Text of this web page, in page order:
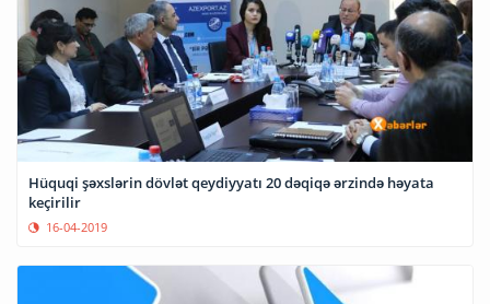
Hüquqi şəxslərin dövlət qeydiyyatı 20 dəqiqə ərzində həyata
keçirilir
16-04-2019